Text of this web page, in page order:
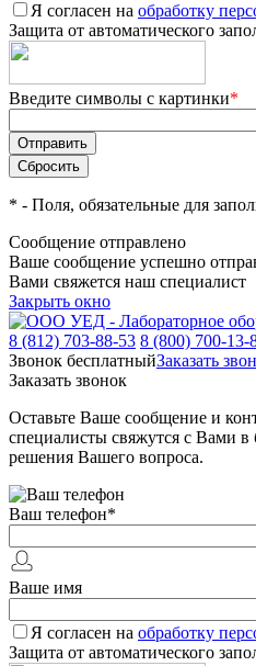
Я согласен на обработку
Защита от автоматического
Введите символы с картинки*
* - Поля, обязательные для
Сообщение отправлено
Ваше сообщение успешно
Вами свяжется наш специалист
Закрыть окно
8 (812) 703-88-53 8 (800) 700-13-
Звонок бесплатныйЗаказать
Заказать звонок
Оставьте Ваше сообщение и
специалисты свяжутся с Вами
решения Вашего вопроса.
Ваш телефон*
Ваше имя
Я согласен на обработку
Защита от автоматического